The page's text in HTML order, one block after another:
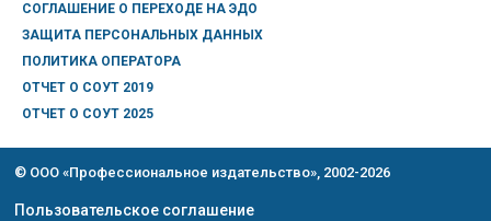
СОГЛАШЕНИЕ О ПЕРЕХОДЕ НА ЭДО
ЗАЩИТА ПЕРСОНАЛЬНЫХ ДАННЫХ
ПОЛИТИКА ОПЕРАТОРА
ОТЧЕТ О СОУТ 2019
ОТЧЕТ О СОУТ 2025
© ООО «Профессиональное издательство», 2002-2026
Пользовательское соглашение